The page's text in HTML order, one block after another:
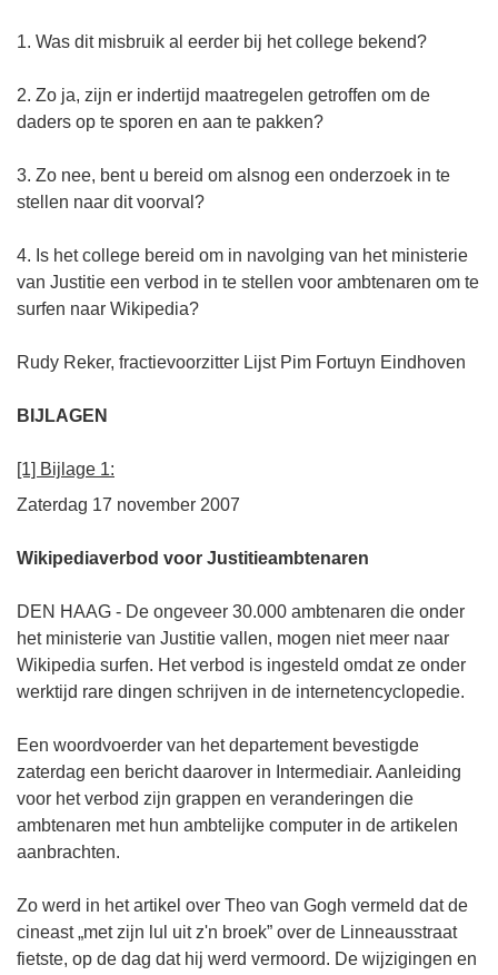
1. Was dit misbruik al eerder bij het college bekend?
2. Zo ja, zijn er indertijd maatregelen getroffen om de
daders op te sporen en aan te pakken?
3. Zo nee, bent u bereid om alsnog een onderzoek in te
stellen naar dit voorval?
4. Is het college bereid om in navolging van het ministerie
van Justitie een verbod in te stellen voor ambtenaren om te
surfen naar Wikipedia?
Rudy Reker, fractievoorzitter Lijst Pim Fortuyn Eindhoven
BIJLAGEN
[1] Bijlage 1:
Zaterdag 17 november 2007
Wikipediaverbod voor Justitieambtenaren
DEN HAAG - De ongeveer 30.000 ambtenaren die onder
het ministerie van Justitie vallen, mogen niet meer naar
Wikipedia surfen. Het verbod is ingesteld omdat ze onder
werktijd rare dingen schrijven in de internetencyclopedie.
Een woordvoerder van het departement bevestigde
zaterdag een bericht daarover in Intermediair. Aanleiding
voor het verbod zijn grappen en veranderingen die
ambtenaren met hun ambtelijke computer in de artikelen
aanbrachten.
Zo werd in het artikel over Theo van Gogh vermeld dat de
cineast „met zijn lul uit z'n broek” over de Linneausstraat
fietste, op de dag dat hij werd vermoord. De wijzigingen en